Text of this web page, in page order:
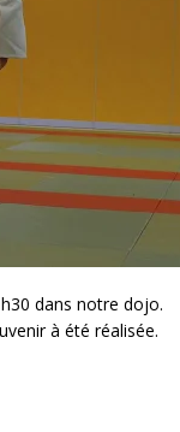
dans notre dojo.
à été réalisée.